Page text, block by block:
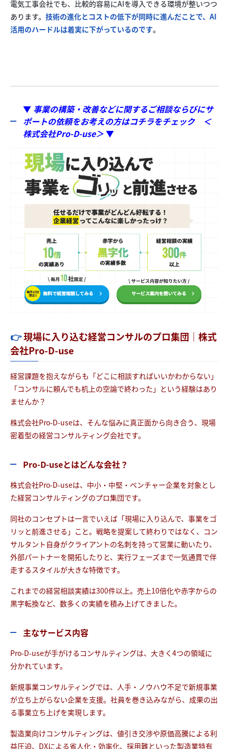
電気工事会社でも、比較的容易にAIを導入できる環境が整いつつ
あります。 技術の進化とコストの低下が同時に進んだことで、AI
活用のハードルは着実に下がっているのです。
▼ 事業の構築・改善などに関するご相談ならびにサ
ポートの依頼をお考えの方はコチラをチェック ＜
株式会社Pro-D-use＞▼
👉現場に入り込む経営コンサルのプロ集団｜株式
会社Pro-D-use
経営課題を抱えながらも「どこに相談すればいいかわからない」
「コンサルに頼んでも机上の空論で終わった」という経験はあり
ませんか？
株式会社Pro-D-useは、そんな悩みに真正面から向き合う、現場
密着型の経営コンサルティング会社です。
Pro-D-useとはどんな会社？
株式会社Pro-D-useは、中小・中堅・ベンチャー企業を対象とし
た経営コンサルティングのプロ集団です。
同社のコンセプトは一言でいえば「現場に入り込んで、事業をゴ
リッと前進させる」こと。戦略を提案して終わりではなく、コン
サルタント自身がクライアントの名刺を持って営業に動いたり、
外部パートナーを開拓したりと、実行フェーズまで一気通貫で伴
走するスタイルが大きな特徴です。
これまでの経営相談実績は300件以上。売上10倍化や赤字からの
黒字転換など、数多くの実績を積み上げてきました。
主なサービス内容
Pro-D-useが手がけるコンサルティングは、大きく4つの領域に
分かれています。
新規事業コンサルティングでは、人手・ノウハウ不足で新規事業
が立ち上がらない企業を支援。社員を巻き込みながら、成果の出
る事業立ち上げを実現します。
製造業向けコンサルティングは、値引き交渉や原価高騰による利
益圧迫、DXによる省人化・効率化、採用難といった製造業特有